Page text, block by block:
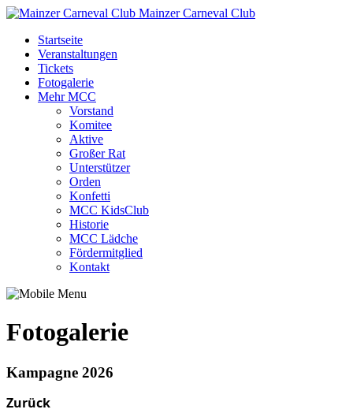
Mainzer Carneval Club
Startseite
Veranstaltungen
Tickets
Fotogalerie
Mehr MCC
Vorstand
Komitee
Aktive
Großer Rat
Unterstützer
Orden
Konfetti
MCC KidsClub
Historie
MCC Lädche
Fördermitglied
Kontakt
Fotogalerie
Kampagne 2026
Zurück